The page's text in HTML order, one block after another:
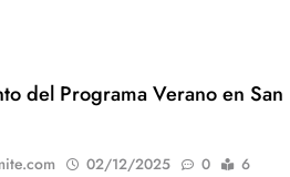
del Programa Verano en San
02/12/2025 0
6